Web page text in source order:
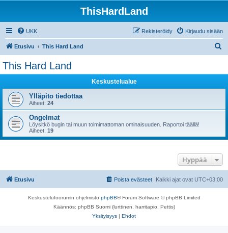
ThisHardLand
UKK Kirjaudu sisään
Rekisteröidy
Etusivu This Hard Land
This Hard Land
Keskustelualue
Ylläpito tiedottaa
Aiheet: 24
Ongelmat
Löysitkö bugin tai muun toimimattoman ominaisuuden. Raportoi täällä!
Aiheet: 19
Hyppää
Etusivu Kaikki ajat ovat UTC+03:00
Poista evästeet
Keskustelufoorumin ohjelmisto phpBB® Forum Software © phpBB Limited
Käännös: phpBB Suomi (lurttinen, harritapio, Pettis)
Yksityisyys | Ehdot